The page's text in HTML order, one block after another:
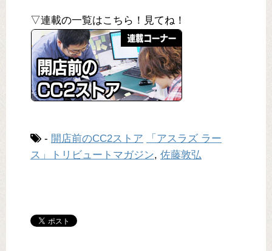
▽連載の一覧はこちら！見てね！
- 開店前のCC2ストア
「アスラズ ラー
ス」トリビュートマガジン, 佐藤敦弘